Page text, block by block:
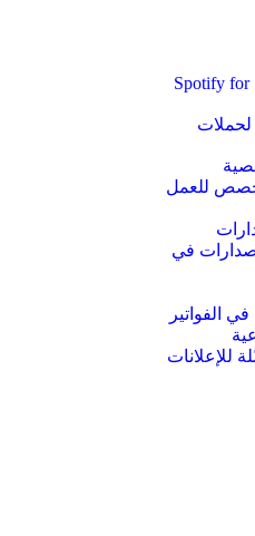
تحديد بلد إصدار الفواتير في Spotify for
لحملات
للعمل
في
الفواتير
للإعلانات